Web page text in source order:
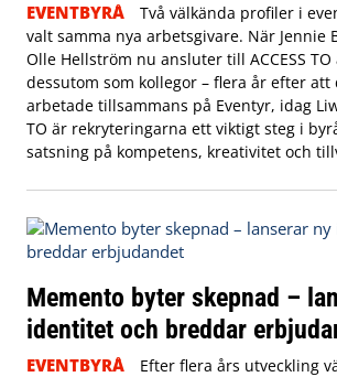
EVENTBYRÅ
Två välkända profiler i
valt samma nya arbetsgivare. När Jennie
Olle Hellström nu ansluter till ACCESS
dessutom som kollegor – flera år efter att
arbetade tillsammans på Eventyr, idag
TO är rekryteringarna ett viktigt steg i
satsning på kompetens, kreativitet och
Memento byter skepnad –
identitet och breddar
EVENTBYRÅ
Efter flera års utveckling